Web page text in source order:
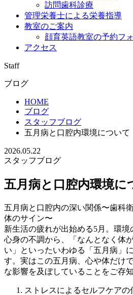
訪問歯科診療
管理栄養士による栄養指導
教室のご案内
顔育英語教室の予約フ
アクセス
Staff
ブログ
HOME
ブログ
スタッフブログ
五月病と口腔内環境について
2026.05.22
スタッフブログ
五月病と口腔内環境に
五月病と口腔内の深い関係〜歯科
体のサイン〜
新生活の疲れが出始める5月。環
心身の不調から、「なんとなく体
い」といったいわゆる「五月病」
す。実はこの五月病、心や体だけ
な影響を及ぼしていることをご存
ストレスによるセルフケア